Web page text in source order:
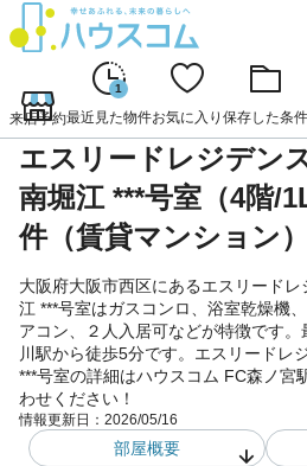
来店予約
1
最近見た物件お気に入り 保存した条件
エスリードレジデン
南堀江 ***号室（4階/
件（賃貸マンション）
大阪府大阪市西区にあるエスリード
江 ***号室はガスコンロ、浴室乾燥機
アコン、２人入居可などが特徴です
川駅から徒歩5分です。エスリード
***号室の詳細はハウスコム FC森ノ宮
わせください！
情報更新日： 2026/05/16
部屋概要